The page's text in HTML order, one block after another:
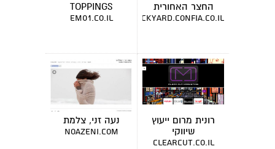
החצר האחורית
thebackyard.confia.co.il
TOPPINGS
em01.co.il
רונית מרום ייעוץ
שיווקי
clearcut.co.il
נעה זני, צלמת
noazeni.com